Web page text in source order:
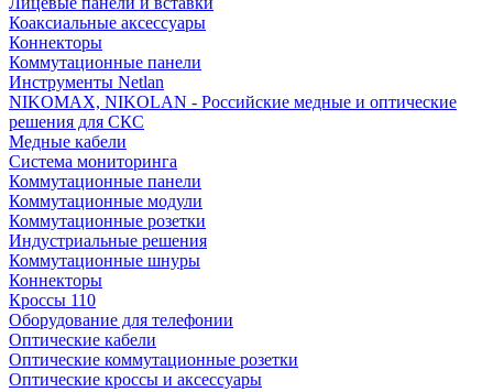
Коаксиальные аксессуары
Коннекторы
Коммутационные панели
Инструменты Netlan
NIKOMAX, NIKOLAN - Российские медные и оптические
решения для СКС
Медные кабели
Система мониторинга
Коммутационные панели
Коммутационные модули
Коммутационные розетки
Индустриальные решения
Коммутационные шнуры
Коннекторы
Кроссы 110
Оборудование для телефонии
Оптические кабели
Оптические коммутационные розетки
Оптические кроссы и аксессуары